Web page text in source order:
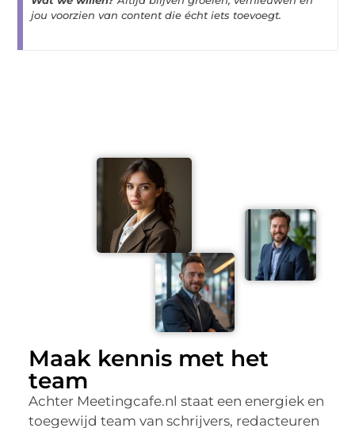
jou voorzien van content die écht iets toevoegt.
Maak kennis met het
team
Achter Meetingcafe.nl staat een energiek en
toegewijd team van schrijvers, redacteuren